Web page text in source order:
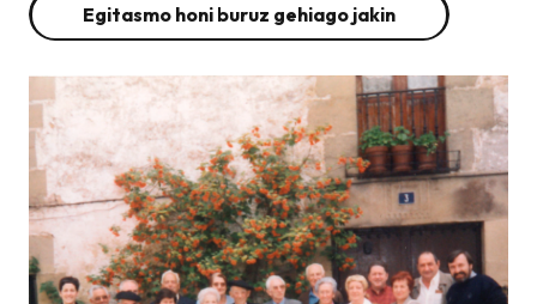
Egitasmo honi buruz gehiago jakin